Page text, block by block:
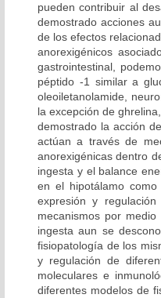
pueden contribuir al
demostrado acciones
de los efectos
anorexigénicos
gastrointestinal,
péptido -1 similar a
oleoiletanolamide,
la excepción de
demostrado la acción
actúan a través de
anorexigénicas dentro
ingesta y el balance
en el hipotálamo
expresión y
mecanismos por
ingesta aun se
fisiopatología de los
y regulación de
moleculares e
diferentes modelos de